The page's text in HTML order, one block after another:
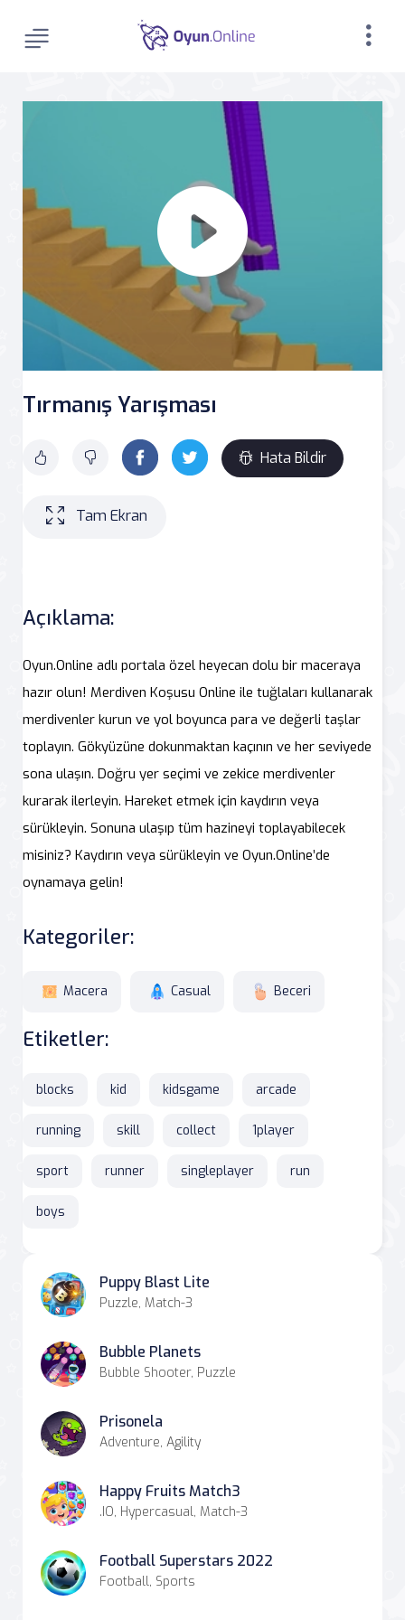
Tırmanış Yarışması
Hata Bildir
Tam Ekran
Açıklama:
Oyun.Online adlı portala özel heyecan dolu bir maceraya
hazır olun! Merdiven Koşusu Online ile tuğlaları kullanarak
merdivenler kurun ve yol boyunca para ve değerli taşlar
toplayın. Gökyüzüne dokunmaktan kaçının ve her seviyede
sona ulaşın. Doğru yer seçimi ve zekice merdivenler
kurarak ilerleyin. Hareket etmek için kaydırın veya
sürükleyin. Sonuna ulaşıp tüm hazineyi toplayabilecek
misiniz? Kaydırın veya sürükleyin ve Oyun.Online’de
oynamaya gelin!
Kategoriler:
Macera Casual Beceri
Etiketler:
blocks kid kidsgame arcade
running skill collect 1player
sport runner singleplayer run
boys
Puppy Blast Lite
Puzzle, Match-3
Bubble Planets
Bubble Shooter, Puzzle
Prisonela
Adventure, Agility
Happy Fruits Match3
.IO, Hypercasual, Match-3
Football Superstars 2022
Football, Sports